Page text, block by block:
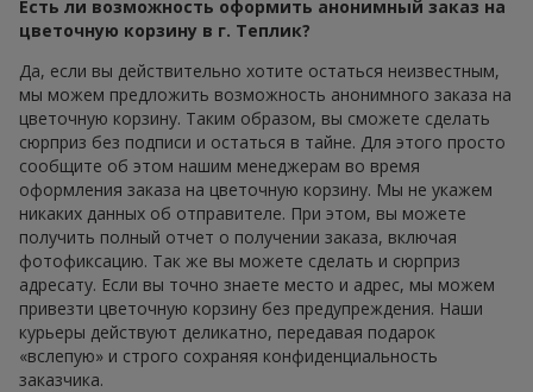
Есть ли возможность оформить анонимный заказ на
цветочную корзину в г. Теплик?
Да, если вы действительно хотите остаться неизвестным,
мы можем предложить возможность анонимного заказа на
цветочную корзину. Таким образом, вы сможете сделать
сюрприз без подписи и остаться в тайне. Для этого просто
сообщите об этом нашим менеджерам во время
оформления заказа на цветочную корзину. Мы не укажем
никаких данных об отправителе. При этом, вы можете
получить полный отчет о получении заказа, включая
фотофиксацию. Так же вы можете сделать и сюрприз
адресату. Если вы точно знаете место и адрес, мы можем
привезти цветочную корзину без предупреждения. Наши
курьеры действуют деликатно, передавая подарок
«вслепую» и строго сохраняя конфиденциальность
заказчика.